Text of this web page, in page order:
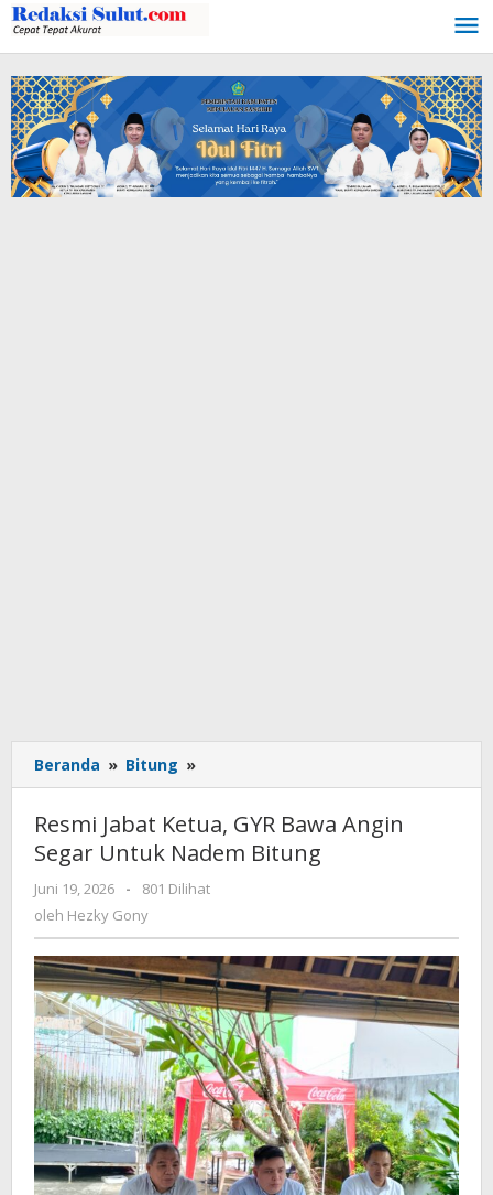
Lewati
ke
konten
Beranda » Bitung »
Jabat
GYR
Bawa
Angin
Bitung
Resmi Jabat Ketua, GYR Bawa Angin
Segar Untuk Nadem Bitung
Juni 19, 2026
oleh
Hezky
Gony
-
801 Dilihat
oleh Hezky Gony